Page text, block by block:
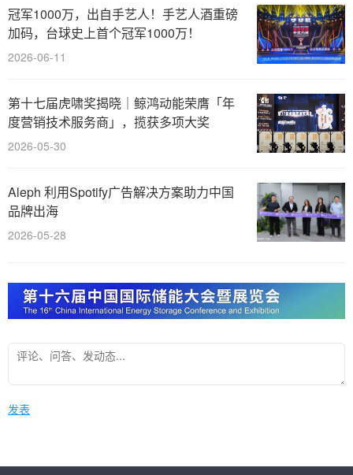
冠军1000万，出自手艺人！手艺人酒重磅
加码，台球史上首个冠军1000万！
2026-06-11
第十七届虎啸奖揭晓｜鲸鸿动能荣膺「年
度营销技术服务商」，揽获多项大奖
2026-05-30
Aleph 利用Spotify广告解决方案助力中国
品牌出海
2026-05-28
发表